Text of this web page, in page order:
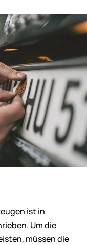
ist in
Um die
müssen die